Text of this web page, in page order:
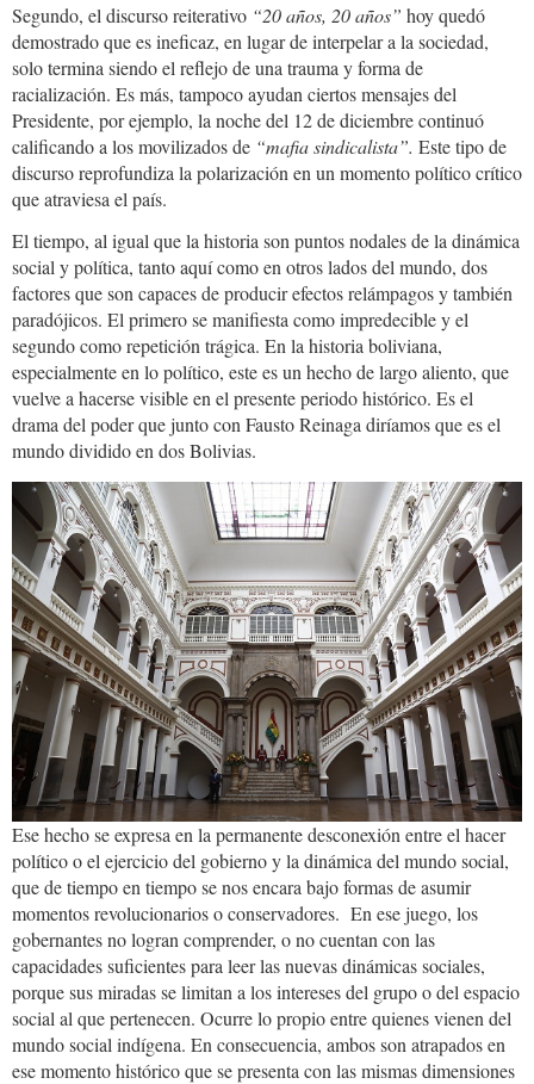
Segundo, el discurso reiterativo “20 años, 20 años” hoy quedó
demostrado que es ineficaz, en lugar de interpelar a la sociedad,
solo termina siendo el reflejo de una trauma y forma de
racialización. Es más, tampoco ayudan ciertos mensajes del
Presidente, por ejemplo, la noche del 12 de diciembre continuó
calificando a los movilizados de “mafia sindicalista”. Este tipo de
discurso reprofundiza la polarización en un momento político crítico
que atraviesa el país.
El tiempo, al igual que la historia son puntos nodales de la dinámica
social y política, tanto aquí como en otros lados del mundo, dos
factores que son capaces de producir efectos relámpagos y también
paradójicos. El primero se manifiesta como impredecible y el
segundo como repetición trágica. En la historia boliviana,
especialmente en lo político, este es un hecho de largo aliento, que
vuelve a hacerse visible en el presente periodo histórico. Es el
drama del poder que junto con Fausto Reinaga diríamos que es el
mundo dividido en dos Bolivias.
Palacio.Quemado_0.jpg
Ese hecho se expresa en la permanente desconexión entre el hacer
político o el ejercicio del gobierno y la dinámica del mundo social,
que de tiempo en tiempo se nos encara bajo formas de asumir
momentos revolucionarios o conservadores. En ese juego, los
gobernantes no logran comprender, o no cuentan con las
capacidades suficientes para leer las nuevas dinámicas sociales,
porque sus miradas se limitan a los intereses del grupo o del espacio
social al que pertenecen. Ocurre lo propio entre quienes vienen del
mundo social indígena. En consecuencia, ambos son atrapados en
ese momento histórico que se presenta con las mismas dimensiones